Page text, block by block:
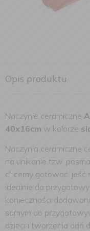
Opis produktu
Naczynie ceramiczne
40x16cm w kolorze
Naczynia ceramiczne
na unikanie tzw.
chcemy gotować, jeść
idealnie do
konieczności
samym do
dzieci i tworzenia dań